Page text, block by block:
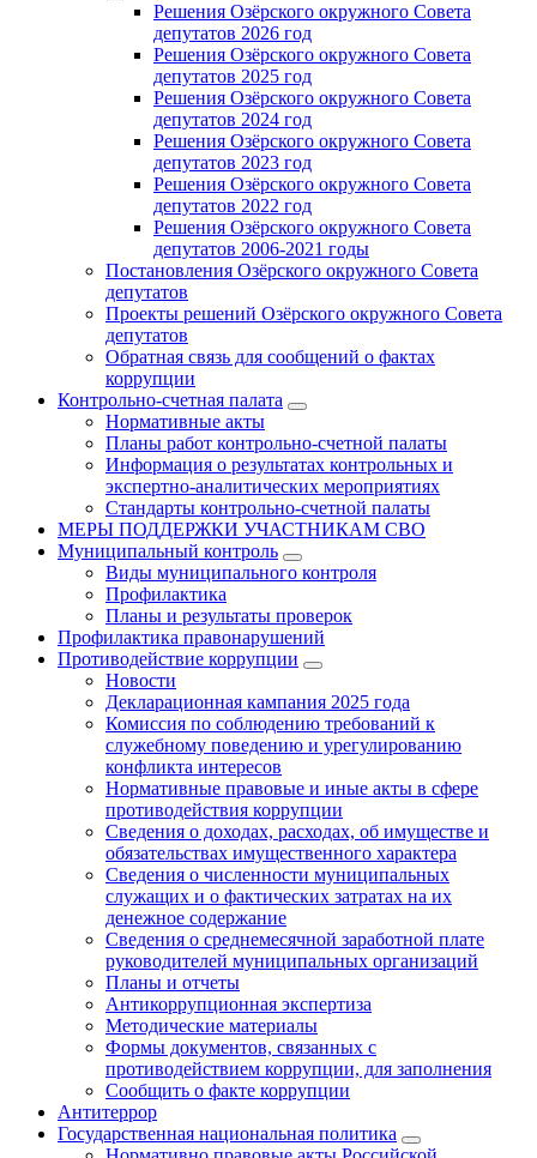
Решения Озёрского окружного Совета
депутатов 2026 год
Решения Озёрского окружного Совета
депутатов 2025 год
Решения Озёрского окружного Совета
депутатов 2024 год
Решения Озёрского окружного Совета
депутатов 2023 год
Решения Озёрского окружного Совета
депутатов 2022 год
Решения Озёрского окружного Совета
депутатов 2006-2021 годы
Постановления Озёрского окружного Совета
депутатов
Проекты решений Озёрского окружного Совета
депутатов
Обратная связь для сообщений о фактах
коррупции
Контрольно-счетная палата
Нормативные акты
Планы работ контрольно-счетной палаты
Информация о результатах контрольных и
экспертно-аналитических мероприятиях
Стандарты контрольно-счетной палаты
МЕРЫ ПОДДЕРЖКИ УЧАСТНИКАМ СВО
Муниципальный контроль
Виды муниципального контроля
Профилактика
Планы и результаты проверок
Профилактика правонарушений
Противодействие коррупции
Новости
Декларационная кампания 2025 года
Комиссия по соблюдению требований к
служебному поведению и урегулированию
конфликта интересов
Нормативные правовые и иные акты в сфере
противодействия коррупции
Сведения о доходах, расходах, об имуществе и
обязательствах имущественного характера
Сведения о численности муниципальных
служащих и о фактических затратах на их
денежное содержание
Сведения о среднемесячной заработной плате
руководителей муниципальных организаций
Планы и отчеты
Антикоррупционная экспертиза
Методические материалы
Формы документов, связанных с
противодействием коррупции, для заполнения
Сообщить о факте коррупции
Антитеррор
Государственная национальная политика